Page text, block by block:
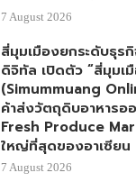
7 August 2026
สี่มุมเมืองยกระดับธุร
ดิจิทัล เปิดตัว “สี่มุมเ
(Simummuang
ค้าส่งวัตถุดิบอาหารอ
Fresh Produce
ใหญ่ที่สุดของอาเซียน
7 August 2026